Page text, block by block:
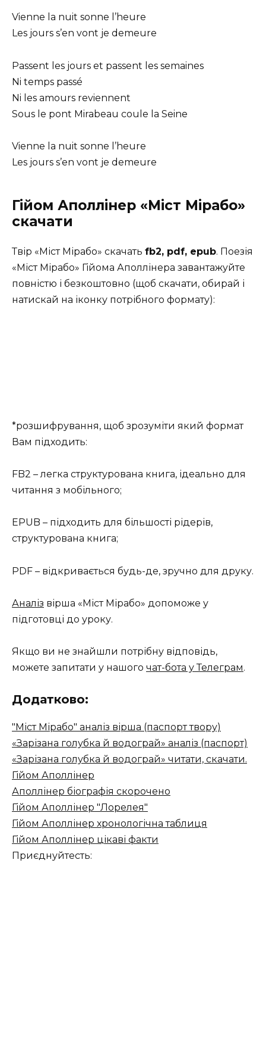
Vienne la nuit sonne l’heure
Les jours s’en vont je demeure
Passent les jours et passent les semaines
Ni temps passé
Ni les amours reviennent
Sous le pont Mirabeau coule la Seine
Vienne la nuit sonne l’heure
Les jours s’en vont je demeure
Гійом Аполлінер «Міст Мірабо»
скачати
Твір «Міст Мірабо» скачать fb2, pdf, epub. Поезія
«Міст Мірабо» Гійома Аполлінера завантажуйте
повністю і безкоштовно (щоб скачати, обирай і
натискай на іконку потрібного формату):
*розшифрування, щоб зрозуміти який формат
Вам підходить:
FB2 – легка структурована книга, ідеально для
читання з мобільного;
EPUB – підходить для більшості рідерів,
структурована книга;
PDF – відкривається будь-де, зручно для друку.
Аналіз вірша «Міст Мірабо» допоможе у
підготовці до уроку.
Якщо ви не знайшли потрібну відповідь,
можете запитати у нашого чат-бота у Телеграм.
Додатково:
"Міст Мірабо" аналіз вірша (паспорт твору)
«Зарізана голубка й водограй» аналіз (паспорт)
«Зарізана голубка й водограй» читати, скачати.
Гійом Аполлінер
Аполлінер біографія скорочено
Гійом Аполлінер "Лорелея"
Гійом Аполлінер хронологічна таблиця
Гійом Аполлінер цікаві факти
Приєднуйтесть: